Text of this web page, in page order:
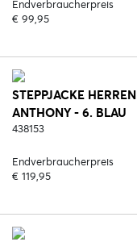
Endverbraucherpreis
€ 99,95
STEPPJACKE HERREN
ANTHONY - 6. BLAU
438153
Endverbraucherpreis
€ 119,95